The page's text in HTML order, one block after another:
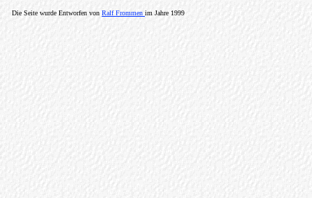
Die Seite wurde Entworfen von Ralf Frommen im Jahre 1999